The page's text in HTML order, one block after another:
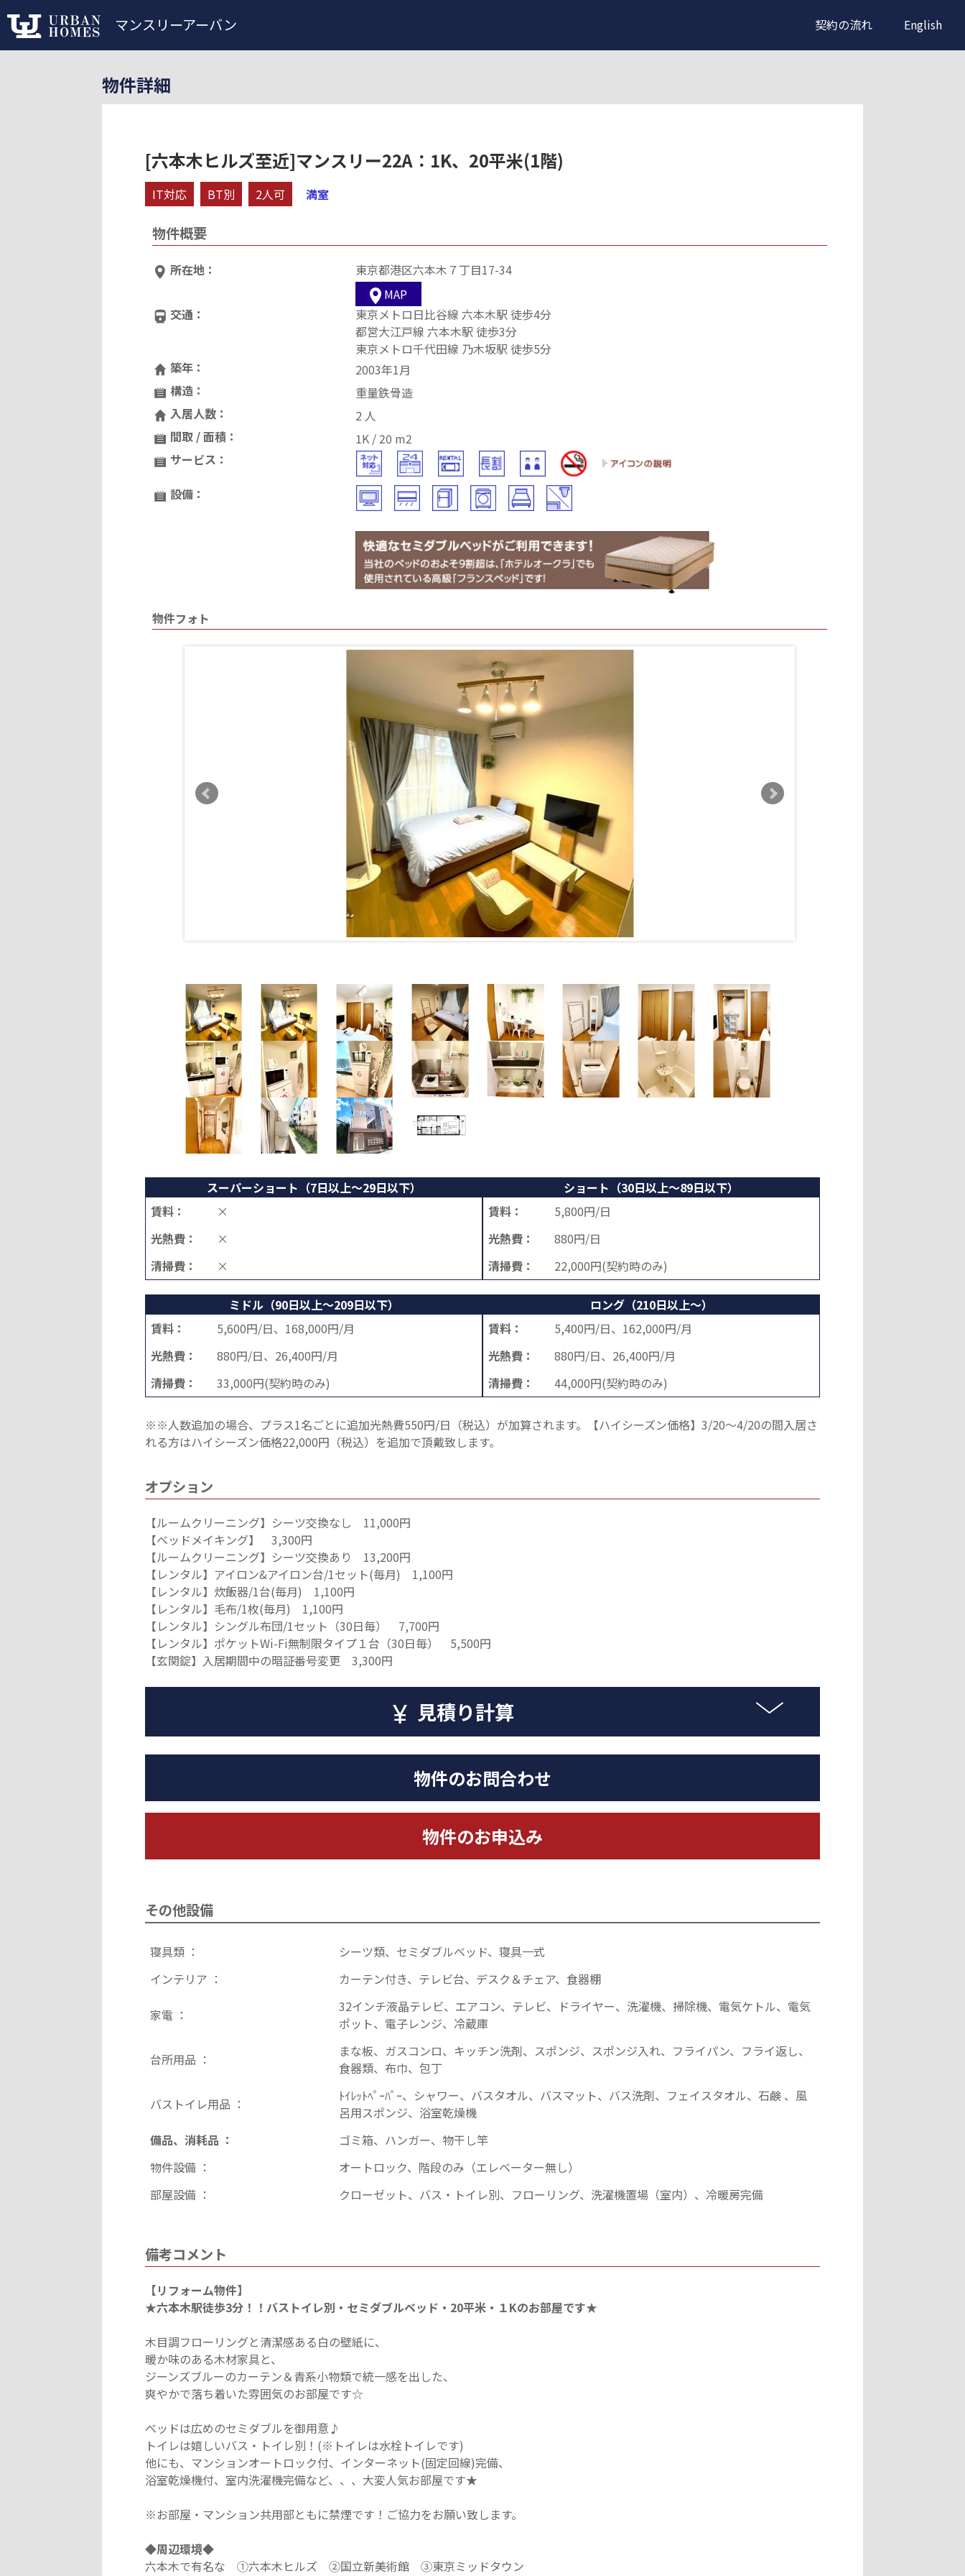
マンスリーアーバン 契約の流れ English
物件詳細
[六本木ヒルズ至近]マンスリー22A：1K、20平米(1階)
IT対応 BT別 2人可 満室
物件概要
所在地：
東京都港区六本木７丁目17-34
MAP
交通：
東京メトロ日比谷線 六本木駅 徒歩4分
都営大江戸線 六本木駅 徒歩3分
東京メトロ千代田線 乃木坂駅 徒歩5分
築年：
2003年1月
構造：
重量鉄骨造
入居人数：
2 人
間取 / 面積：
1K / 20 m2
サービス：
設備：
物件フォト
スーパーショート（7日以上～29日以下）
賃料：
×
光熱費：
×
清掃費：
×
ショート（30日以上～89日以下）
賃料：
5,800円/日
光熱費：
880円/日
清掃費：
22,000円(契約時のみ)
ミドル（90日以上～209日以下）
賃料：
5,600円/日、168,000円/月
光熱費：
880円/日、26,400円/月
清掃費：
33,000円(契約時のみ)
ロング（210日以上～）
賃料：
5,400円/日、162,000円/月
光熱費：
880円/日、26,400円/月
清掃費：
44,000円(契約時のみ)
※※人数追加の場合、プラス1名ごとに追加光熱費550円/日（税込）が加算されます。【ハイシーズン価格】3/20～4/20の間入居さ
れる方はハイシーズン価格22,000円（税込）を追加で頂戴致します。
オプション
【ルームクリーニング】シーツ交換なし 11,000円
【ベッドメイキング】 3,300円
【ルームクリーニング】シーツ交換あり 13,200円
【レンタル】アイロン&アイロン台/1セット(毎月) 1,100円
【レンタル】炊飯器/1台(毎月) 1,100円
【レンタル】毛布/1枚(毎月) 1,100円
【レンタル】シングル布団/1セット（30日毎） 7,700円
【レンタル】ポケットWi-Fi無制限タイプ１台（30日毎） 5,500円
【玄関錠】入居期間中の暗証番号変更 3,300円
見積り計算
物件のお問合わせ
物件のお申込み
その他設備
寝具類 ：
シーツ類、セミダブルベッド、寝具一式
インテリア ：
カーテン付き、テレビ台、デスク＆チェア、食器棚
家電 ：
32インチ液晶テレビ、エアコン、テレビ、ドライヤー、洗濯機、掃除機、電気ケトル、電気
ポット、電子レンジ、冷蔵庫
台所用品 ：
まな板、ガスコンロ、キッチン洗剤、スポンジ、スポンジ入れ、フライパン、フライ返し、
食器類、布巾、包丁
バストイレ用品 ：
ﾄｲﾚｯﾄﾍﾟｰﾊﾟｰ、シャワー、バスタオル、バスマット、バス洗剤、フェイスタオル、石鹸 、風
呂用スポンジ、浴室乾燥機
備品、消耗品 ：
ゴミ箱、ハンガー、物干し竿
物件設備 ：
オートロック、階段のみ（エレベーター無し）
部屋設備 ：
クローゼット、バス・トイレ別、フローリング、洗濯機置場（室内）、冷暖房完備
備考コメント
【リフォーム物件】
★六本木駅徒歩3分！！バストイレ別・セミダブルベッド・20平米・１Kのお部屋です★
木目調フローリングと清潔感ある白の壁紙に、
暖か味のある木材家具と、
ジーンズブルーのカーテン＆青系小物類で統一感を出した、
爽やかで落ち着いた雰囲気のお部屋です☆
ベッドは広めのセミダブルを御用意♪
トイレは嬉しいバス・トイレ別！(※トイレは水栓トイレです)
他にも、マンションオートロック付、インターネット(固定回線)完備、
浴室乾燥機付、室内洗濯機完備など、、、大変人気お部屋です★
※お部屋・マンション共用部ともに禁煙です！ご協力をお願い致します。
◆周辺環境◆
六本木で有名な ①六本木ヒルズ ②国立新美術館 ③東京ミッドタウン